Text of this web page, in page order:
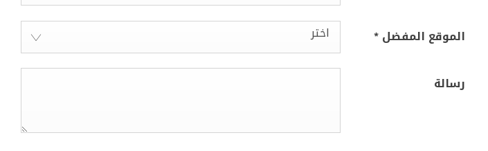
الموقع المفضل* اختر
رسالة